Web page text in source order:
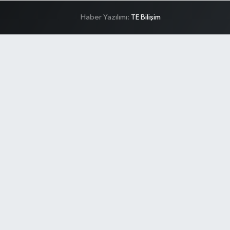
Haber Yazılımı: TE Bilişim